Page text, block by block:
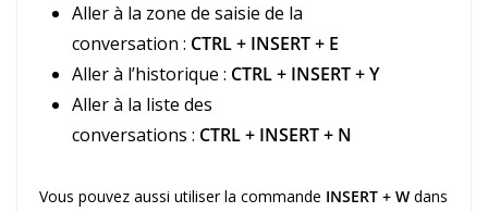
Aller à la zone de saisie de la
conversation : CTRL + INSERT + E
Aller à l’historique : CTRL + INSERT + Y
Aller à la liste des
conversations : CTRL + INSERT + N
Vous pouvez aussi utiliser la commande INSERT + W dans